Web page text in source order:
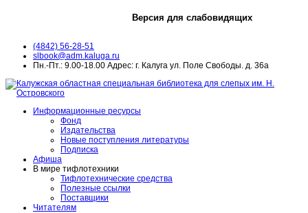
Версия для слабовидящих
(4842) 56-28-51
slbook@adm.kaluga.ru
Пн.-Пт.: 9.00-18.00 Адрес: г. Калуга ул. Поле Свободы. д. 36а
Информационные ресурсы
Фонд
Издательства
Новые поступления литературы
Подписка
Афиша
В мире тифлотехники
Тифлотехнические средства
Полезные ссылки
Поставщики
Читателям